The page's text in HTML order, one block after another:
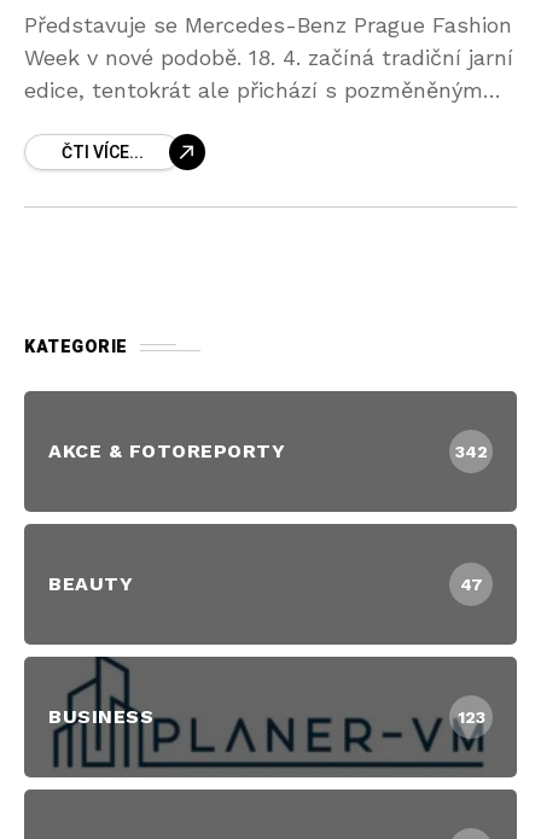
Představuje se Mercedes-Benz Prague Fashion
Week v nové podobě. 18. 4. začíná tradiční jarní
edice, tentokrát ale přichází s pozměněným
weeku jsou tři exkluzivní galavečery,
ČTI VÍCE...
KATEGORIE
AKCE & FOTOREPORTY 342
BEAUTY 47
BUSINESS 123